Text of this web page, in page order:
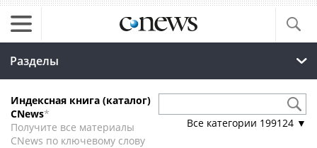
Разделы
Индексная книга (каталог)
CNews*
Получите все материалы
CNews по ключевому слову
Все категории 199124 ▼